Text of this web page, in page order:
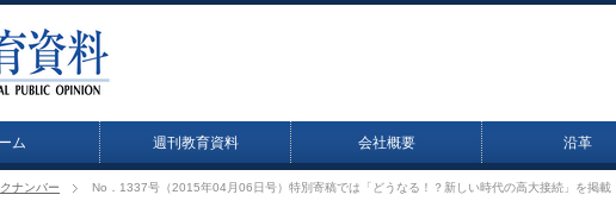
ム 週刊教育資料 会社概要 沿革
ナンバー No．1337号（2015年04月06日号）特別寄稿では「どうなる！？新しい時代の高大接続」を掲載